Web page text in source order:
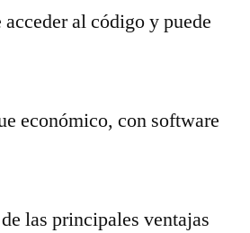
al código y puede
económico, con software
las principales ventajas